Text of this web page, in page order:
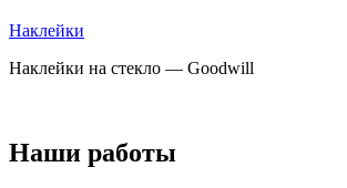
Наклейки
Наклейки на стекло — Goodwill
Наши работы